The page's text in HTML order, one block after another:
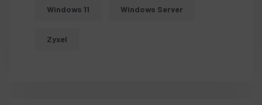
Windows 11 Windows Server
Zyxel